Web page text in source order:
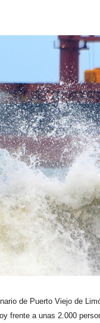
de Puerto Viejo de
frente a unas 2.000